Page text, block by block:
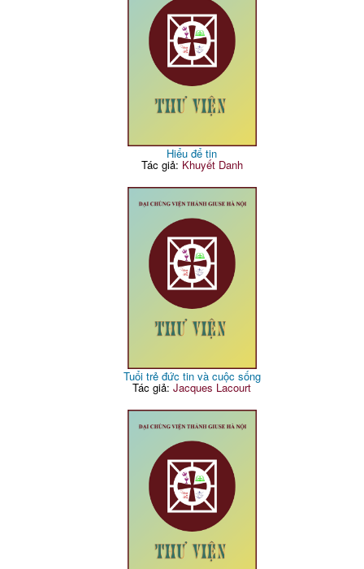
Hiểu để tin
Tác giả: Khuyết Danh
Tuổi trẻ đức tin và cuộc sống
Tác giả:Jacques Lacourt